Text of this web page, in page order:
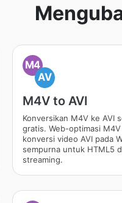
M4
AV
M4V to AVI
Konversikan M4V ke AVI
gratis. Web-optimasi M4V
konversi video AVI pada
sempurna untuk HTML5
streaming.